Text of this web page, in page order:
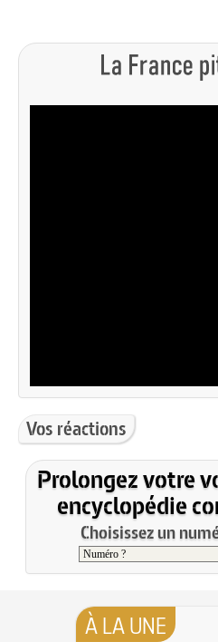
Vos réactions
Prolongez votre
encyclopédie
Choisissez un
À LA UNE